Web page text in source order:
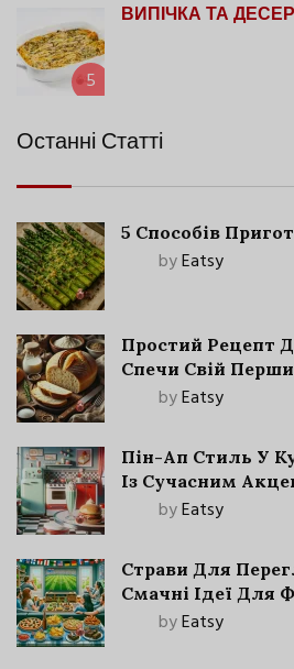
5
ВИПІЧКА ТА
Останні Статті
5 Способів
byEatsy
Простий Рецепт
Спечи Свій
byEatsy
Пін-Ап Стиль У
Із Сучасним
byEatsy
Страви Для
Смачні Ідеї Для
byEatsy